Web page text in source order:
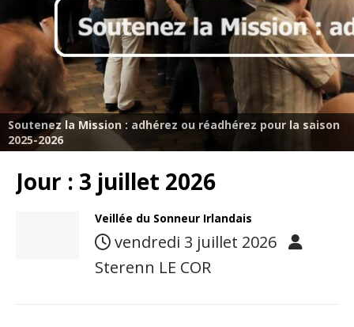
Soutenez la Mission : adhérez ou réadhérez pour la saison
2025-2026
Jour : 3 juillet 2026
Veillée du Sonneur Irlandais
vendredi 3 juillet 2026
Sterenn LE COR